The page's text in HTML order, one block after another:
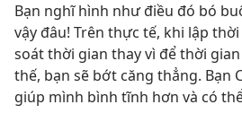
Bạn nghĩ hình như điều đó bó
vậy đâu! Trên thực tế, khi lập
soát thời gian thay vì để thời
thế, bạn sẽ bớt căng thẳng. Bạn
giúp mình bình tĩnh hơn và có